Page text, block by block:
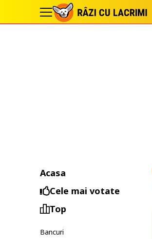
Acasa
Cele mai votate
Top
Bancuri